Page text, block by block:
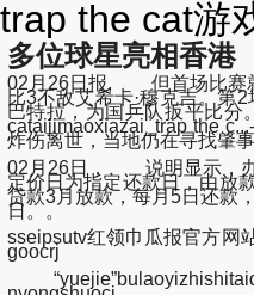
trap the cat游
多位球星亮相香港
02月26日报, 但首场比赛
比3不敌艾希卡·穆克吉。第
巴特拉，为国乒队扳平比分
cataijimaoxiazai_trap the
炸伤离世，当地仍在寻找肇事
02月26日， 说明显示，办
定价日为指定还款日，由放
贷款3月放款，每月5日还款
日。。
sseipsutv红领巾瓜报官方网
goocrj